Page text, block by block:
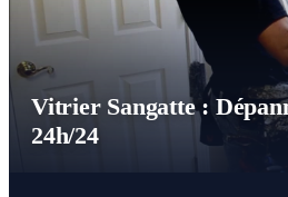
Vitrier Sangatte :
24h/24